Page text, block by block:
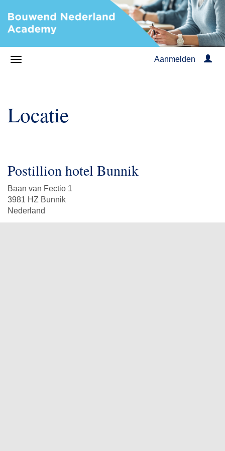
Aanmelden
Locatie
Postillion hotel Bunnik
Baan van Fectio 1
3981 HZ Bunnik
Nederland